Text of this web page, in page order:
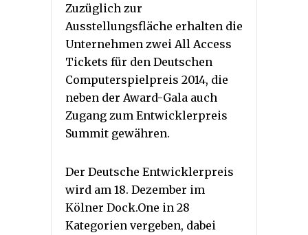
Zuzüglich zur
Ausstellungsfläche erhalten die
Unternehmen zwei All Access
Tickets für den Deutschen
Computerspielpreis 2014, die
neben der Award-Gala auch
Zugang zum Entwicklerpreis
Summit gewähren.
Der Deutsche Entwicklerpreis
wird am 18. Dezember im
Kölner Dock.One in 28
Kategorien vergeben, dabei